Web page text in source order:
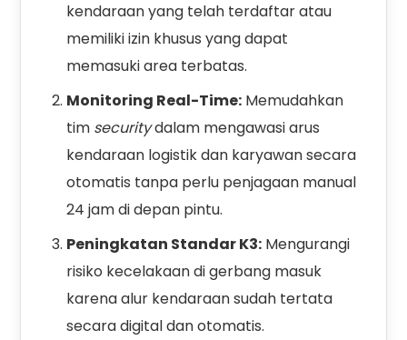
kendaraan yang telah terdaftar atau
memiliki izin khusus yang dapat
memasuki area terbatas.
Monitoring Real-Time: Memudahkan
tim securitydalam mengawasi arus
kendaraan logistik dan karyawan secara
otomatis tanpa perlu penjagaan manual
24 jam di depan pintu.
Peningkatan Standar K3: Mengurangi
risiko kecelakaan di gerbang masuk
karena alur kendaraan sudah tertata
secara digital dan otomatis.